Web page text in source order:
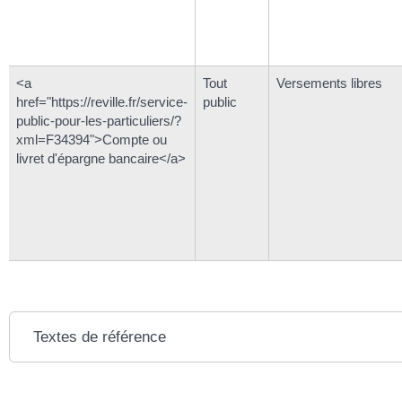
<a
href="https://reville.fr/service-
public-pour-les-particuliers/?
xml=F34394">Compte ou
livret d'épargne bancaire</a>
Tout
public
Versements libres
Textes de référence